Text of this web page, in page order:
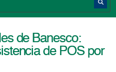
de Banesco:
de POS por